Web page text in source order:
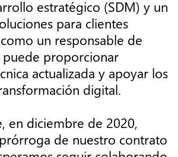
estratégico (SDM) y un
para clientes
un responsable de
proporcionar
actualizada y apoyar los
digital.
en diciembre de 2020,
de nuestro contrato